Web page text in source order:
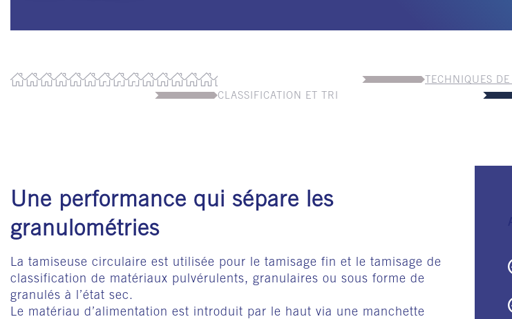
TECHNIQUES DE
CLASSIFICATION ET TRI
Une performance qui sépare les
granulométries
La tamiseuse circulaire est utilisée pour le tamisage fin et le tamisage de
classification de matériaux pulvérulents, granulaires ou sous forme de
granulés à l’état sec.
Le matériau d’alimentation est introduit par le haut via une manchette